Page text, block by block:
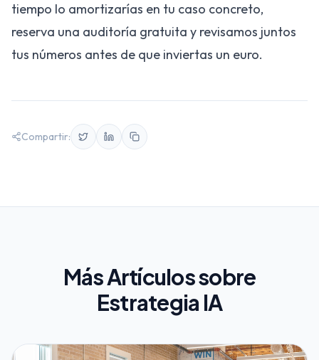
tiempo lo amortizarías en tu caso concreto,
reserva una auditoría gratuita y revisamos juntos
tus números antes de que inviertas un euro.
Compartir:
Más Artículos sobre
Estrategia IA